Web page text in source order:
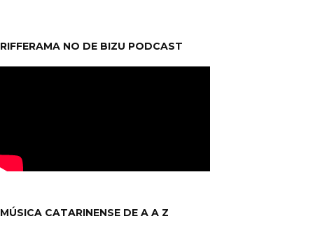
RIFFERAMA NO DE BIZU PODCAST
MÚSICA CATARINENSE DE A A Z